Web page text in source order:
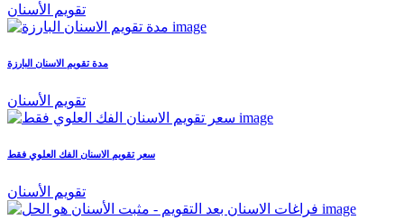
تقويم الأسنان
مدة تقويم الاسنان البارزة
تقويم الأسنان
سعر تقويم الاسنان الفك العلوي فقط
تقويم الأسنان